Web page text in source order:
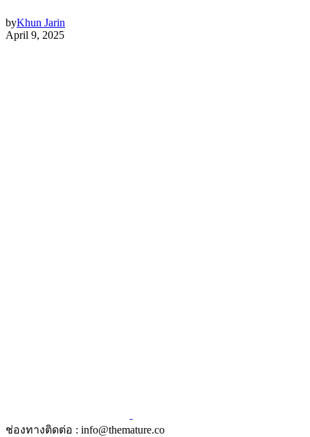
byKhun Jarin
April 9, 2025
ช่องทางติดต่อ : info@themature.co